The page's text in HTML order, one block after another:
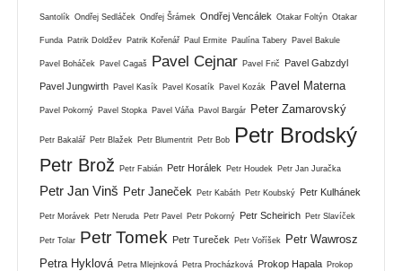
Santolík Ondřej Sedláček Ondřej Šrámek Ondřej Vencálek Otakar Foltýn Otakar
Funda Patrik Doldžev Patrik Kořenář Paul Ermite Paulína Tabery Pavel Bakule
Pavel Boháček Pavel Cagaš Pavel Cejnar Pavel Frič Pavel Gabzdyl
Pavel Jungwirth Pavel Kasík Pavel Kosatík Pavel Kozák Pavel Materna
Pavel Pokorný Pavel Stopka Pavel Váňa Pavol Bargár Peter Zamarovský
Petr Bakalář Petr Blažek Petr Blumentrit Petr Bob Petr Brodský
Petr Brož Petr Fabián Petr Horálek Petr Houdek Petr Jan Juračka
Petr Jan Vinš Petr Janeček Petr Kabáth Petr Koubský Petr Kulhánek
Petr Morávek Petr Neruda Petr Pavel Petr Pokorný Petr Scheirich Petr Slavíček
Petr Tolar Petr Tomek Petr Tureček Petr Voříšek
Petr Wawrosz
Petra Hyklová Petra Mlejnková Petra Procházková Prokop Hapala Prokop